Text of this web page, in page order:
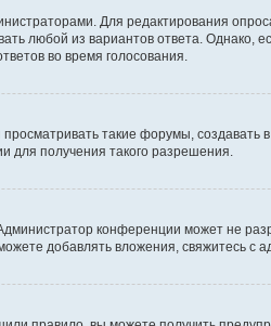
Для редактирования
любой из вариантов ответа. Однако,
во время голосования.
такие форумы, создавать
получения такого разрешения.
конференции может не
добавлять вложения, свяжитесь с